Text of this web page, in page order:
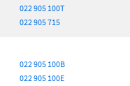
022 905 100T
022 905 715
022 905 100B
022 905 100E